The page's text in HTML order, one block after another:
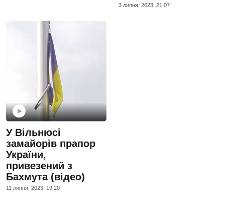
3 липня, 2023, 21:07
У Вільнюсі
замайорів прапор
України,
привезений з
Бахмута (відео)
11 липня, 2023, 19:20